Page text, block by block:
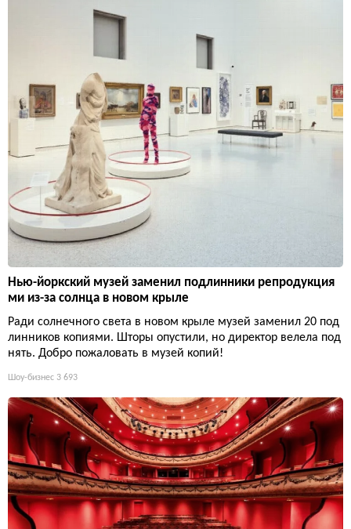
Нью-йоркский музей заменил подлинники репродукция
ми из-за солнца в новом крыле
Ради солнечного света в новом крыле музей заменил 20 под
линников копиями. Шторы опустили, но директор велела под
нять. Добро пожаловать в музей копий!
Шоу-бизнес 3 693